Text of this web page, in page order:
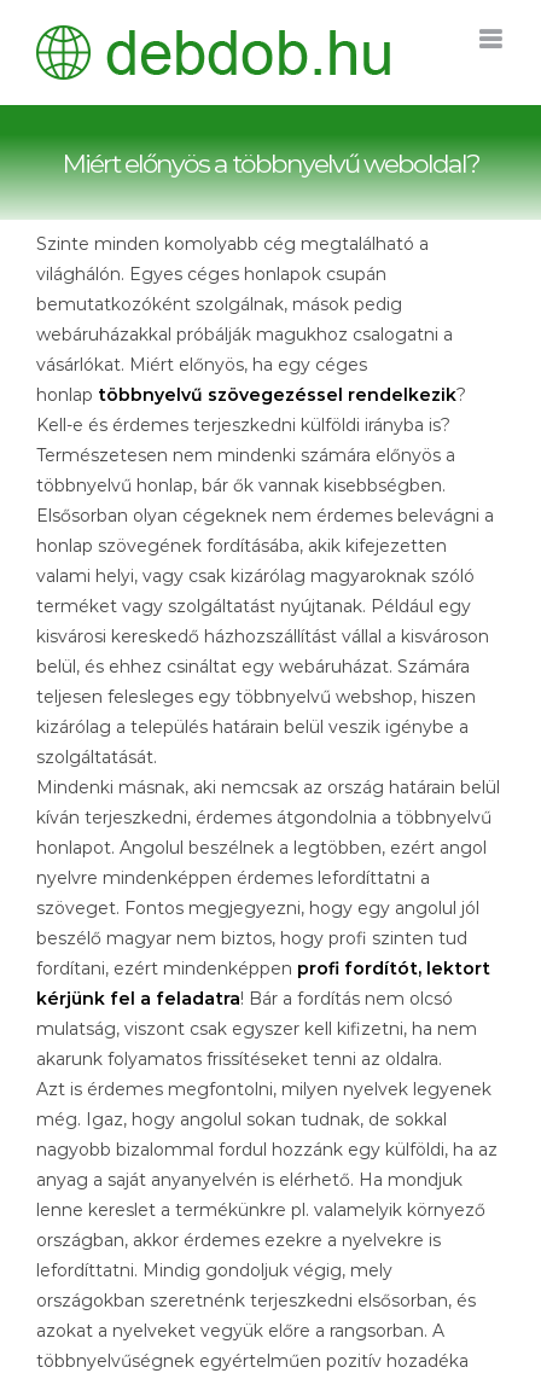
Miért előnyös a többnyelvű weboldal?
Szinte minden komolyabb cég megtalálható a
világhálón. Egyes céges honlapok csupán
bemutatkozóként szolgálnak, mások pedig
webáruházakkal próbálják magukhoz csalogatni a
vásárlókat. Miért előnyös, ha egy céges
honlap többnyelvű szövegezéssel rendelkezik?
Kell-e és érdemes terjeszkedni külföldi irányba is?
Természetesen nem mindenki számára előnyös a
többnyelvű honlap, bár ők vannak kisebbségben.
Elsősorban olyan cégeknek nem érdemes belevágni a
honlap szövegének fordításába, akik kifejezetten
valami helyi, vagy csak kizárólag magyaroknak szóló
terméket vagy szolgáltatást nyújtanak. Például egy
kisvárosi kereskedő házhozszállítást vállal a kisvároson
belül, és ehhez csináltat egy webáruházat. Számára
teljesen felesleges egy többnyelvű webshop, hiszen
kizárólag a település határain belül veszik igénybe a
szolgáltatását.
Mindenki másnak, aki nemcsak az ország határain belül
kíván terjeszkedni, érdemes átgondolnia a többnyelvű
honlapot. Angolul beszélnek a legtöbben, ezért angol
nyelvre mindenképpen érdemes lefordíttatni a
szöveget. Fontos megjegyezni, hogy egy angolul jól
beszélő magyar nem biztos, hogy profi szinten tud
fordítani, ezért mindenképpen profi fordítót, lektort
kérjünk fel a feladatra! Bár a fordítás nem olcsó
mulatság, viszont csak egyszer kell kifizetni, ha nem
akarunk folyamatos frissítéseket tenni az oldalra.
Azt is érdemes megfontolni, milyen nyelvek legyenek
még. Igaz, hogy angolul sokan tudnak, de sokkal
nagyobb bizalommal fordul hozzánk egy külföldi, ha az
anyag a saját anyanyelvén is elérhető. Ha mondjuk
lenne kereslet a termékünkre pl. valamelyik környező
országban, akkor érdemes ezekre a nyelvekre is
lefordíttatni. Mindig gondoljuk végig, mely
országokban szeretnénk terjeszkedni elsősorban, és
azokat a nyelveket vegyük előre a rangsorban. A
többnyelvűségnek egyértelműen pozitív hozadéka